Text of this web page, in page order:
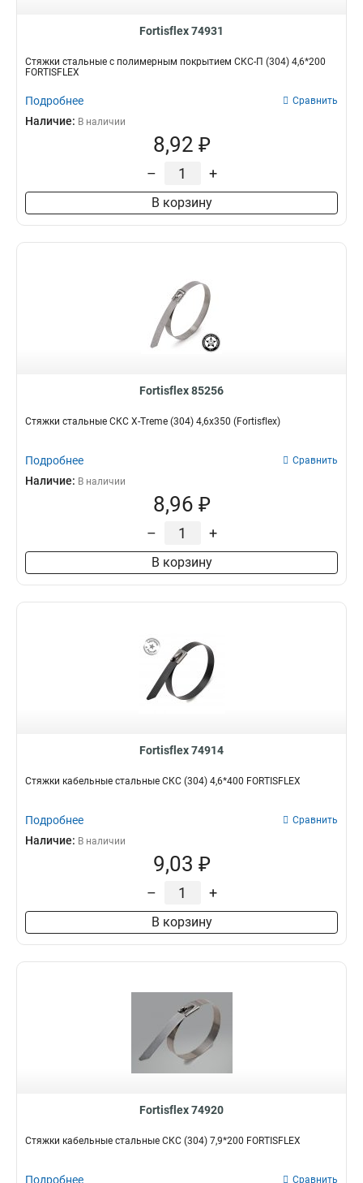
Fortisflex 74931
Стяжки стальные с полимерным покрытием СКС-П (304) 4,6*200
FORTISFLEX
Подробнее Сравнить
Наличие: В наличии
8,92 ₽
– +
В корзину
Fortisflex 85256
Стяжки стальные СКС X-Treme (304) 4,6х350 (Fortisflex)
Подробнее Сравнить
Наличие: В наличии
8,96 ₽
– +
В корзину
Fortisflex 74914
Стяжки кабельные стальные СКС (304) 4,6*400 FORTISFLEX
Подробнее Сравнить
Наличие: В наличии
9,03 ₽
– +
В корзину
Fortisflex 74920
Стяжки кабельные стальные СКС (304) 7,9*200 FORTISFLEX
Подробнее Сравнить